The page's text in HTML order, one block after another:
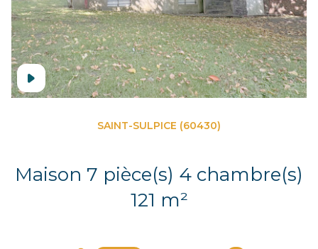
SAINT-SULPICE (60430)
Maison 7 pièce(s) 4 chambre(s)
121 m²